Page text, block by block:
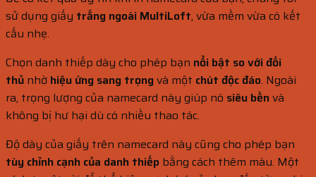
sử dụng giấy trắng ngoài MultiLoft, vừa mềm vừa có kết
cấu nhẹ.
Chọn danh thiếp dày cho phép bạn nổi bật so với đối
thủ nhờ hiệu ứng sang trọngvà một chút độc đáo. Ngoài
ra, trọng lượng của namecard này giúp nó siêu bềnvà
không bị hư hại dù có nhiều thao tác.
Độ dày của giấy trên namecard này cũng cho phép bạn
tùy chỉnh cạnh của danh thiếp bằng cách thêm màu. Một